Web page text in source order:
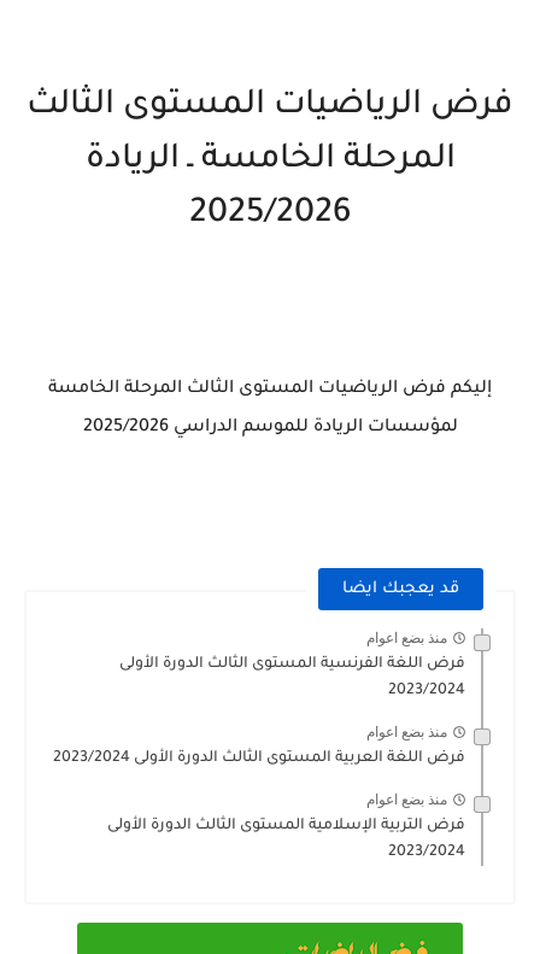
فرض الرياضيات المستوى الثالث
المرحلة الخامسة ـ الريادة
2025/2026
إليكم فرض الرياضيات المستوى الثالث المرحلة الخامسة
لمؤسسات الريادة للموسم الدراسي 2025/2026
قد يعجبك ايضا
منذ بضع اعوام
فرض اللغة الفرنسية المستوى الثالث الدورة الأولى
2023/2024
منذ بضع اعوام
فرض اللغة العربية المستوى الثالث الدورة الأولى 2023/2024
منذ بضع اعوام
فرض التربية الإسلامية المستوى الثالث الدورة الأولى
2023/2024